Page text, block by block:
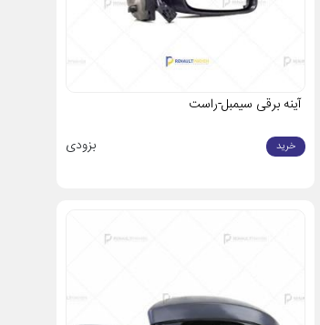
خواهید کرد.
آینه برقی سیمبل-راست
خرید بزودی